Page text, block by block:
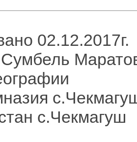
02.12.2017г.
с.Чекмагуш